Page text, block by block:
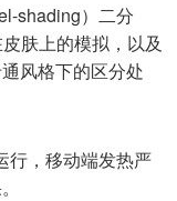
shading）二分
肤上的模拟，以及
风格下的区分处
行，移动端发热严